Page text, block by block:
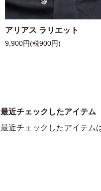
アリアス ラリエット
9,900円(税900円)
最近チェックしたアイテム
最近チェックしたアイテム